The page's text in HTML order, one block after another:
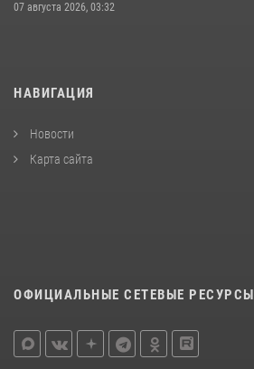
07 августа 2026, 03:32
НАВИГАЦИЯ
Новости
Карта сайта
ОФИЦИАЛЬНЫЕ СЕТЕВЫЕ РЕСУРСЫ